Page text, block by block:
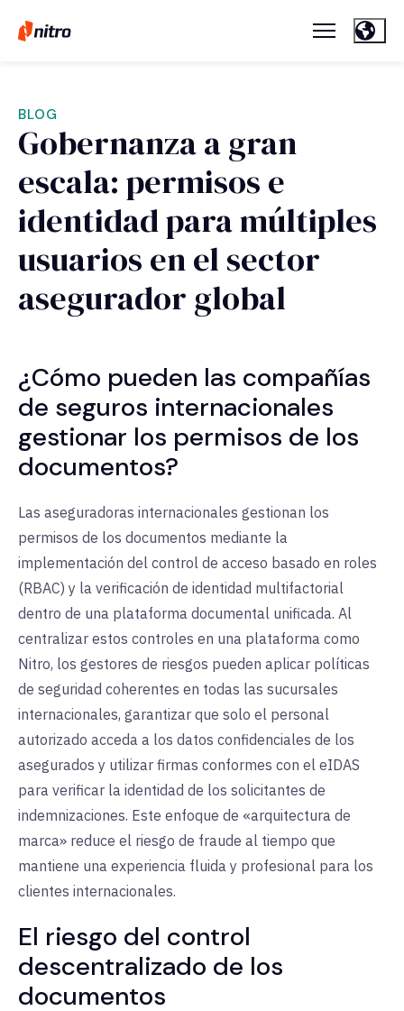
BLOG
Gobernanza a gran
escala: permisos e
identidad para múltiples
usuarios en el sector
asegurador global
¿Cómo pueden las compañías
de seguros internacionales
gestionar los permisos de los
documentos?
Las aseguradoras internacionales gestionan los
permisos de los documentos mediante la
implementación del control de acceso basado en roles
(RBAC) y la verificación de identidad multifactorial
dentro de una plataforma documental unificada. Al
centralizar estos controles en una plataforma como
Nitro, los gestores de riesgos pueden aplicar políticas
de seguridad coherentes en todas las sucursales
internacionales, garantizar que solo el personal
autorizado acceda a los datos confidenciales de los
asegurados y utilizar firmas conformes con el eIDAS
para verificar la identidad de los solicitantes de
indemnizaciones. Este enfoque de «arquitectura de
marca» reduce el riesgo de fraude al tiempo que
mantiene una experiencia fluida y profesional para los
clientes internacionales.
El riesgo del control
descentralizado de los
documentos